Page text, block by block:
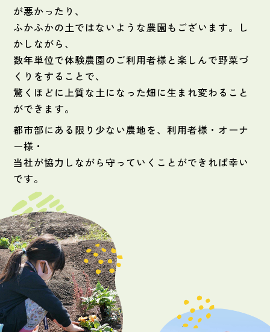
が悪かったり、
ふかふかの土ではないような農園もございます。し
かしながら、
数年単位で体験農園のご利用者様と楽しんで野菜づ
くりをすることで、
驚くほどに上質な土になった畑に生まれ変わること
ができます。
都市部にある限り少ない農地を、利用者様・オーナ
ー様・
当社が協力しながら守っていくことができれば幸い
です。